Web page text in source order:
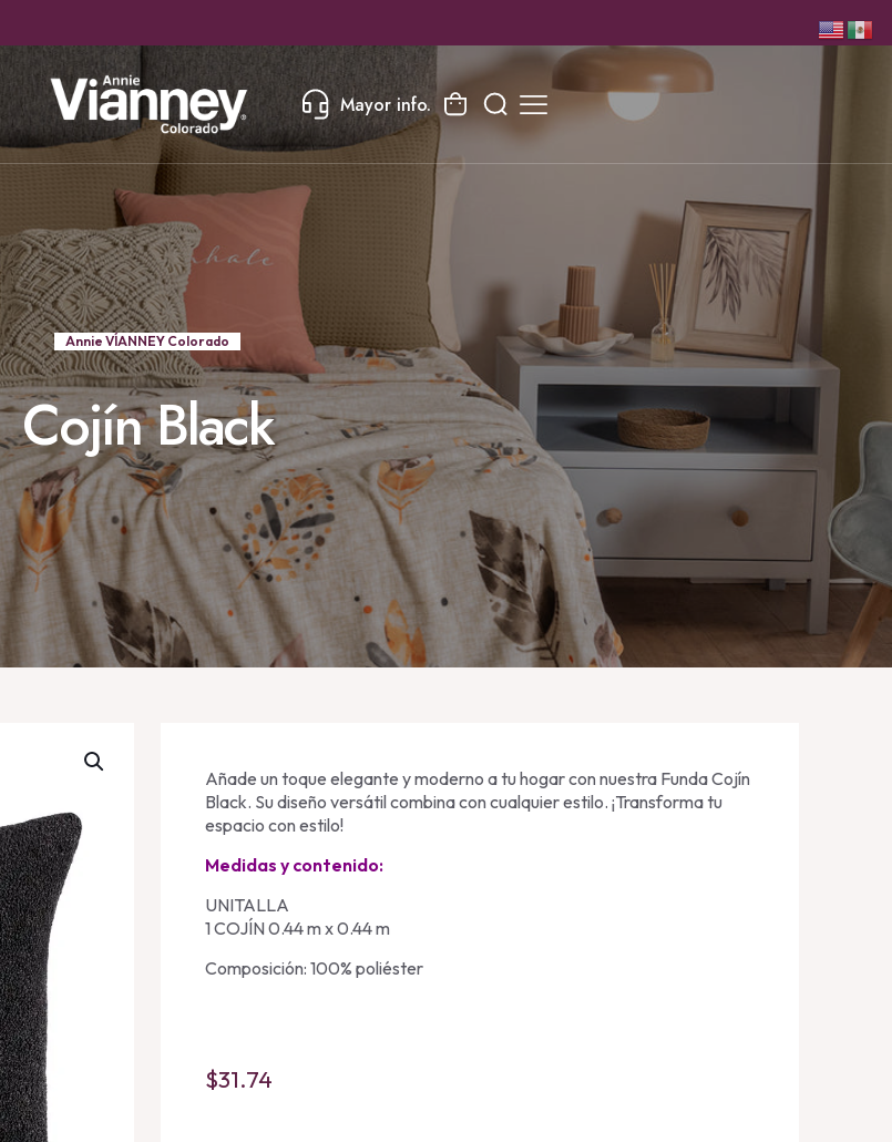
Mayor info.
Annie VÍANNEY Colorado
Cojín Black
Añade un toque elegante y moderno a tu hogar con nuestra Funda Cojín
Black. Su diseño versátil combina con cualquier estilo. ¡Transforma tu
espacio con estilo!
Medidas y contenido:
UNITALLA
1 COJÍN 0.44 m x 0.44 m
Composición: 100% poliéster
$31.74